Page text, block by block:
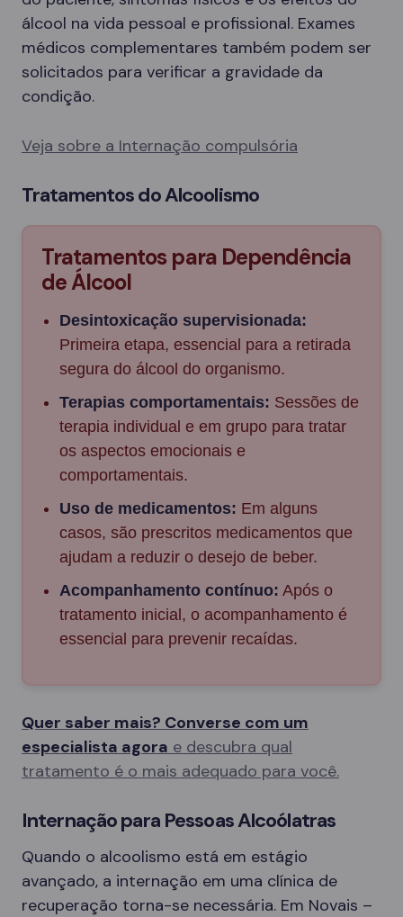
álcool na vida pessoal e profissional. Exames
médicos complementares também podem ser
solicitados para verificar a gravidade da
condição.
Veja sobre a Internação compulsória
Tratamentos do Alcoolismo
Tratamentos para Dependência
de Álcool
Desintoxicação supervisionada:
Primeira etapa, essencial para a retirada
segura do álcool do organismo.
Terapias comportamentais: Sessões de
terapia individual e em grupo para tratar
os aspectos emocionais e
comportamentais.
Uso de medicamentos: Em alguns
casos, são prescritos medicamentos que
ajudam a reduzir o desejo de beber.
Acompanhamento contínuo: Após o
tratamento inicial, o acompanhamento é
essencial para prevenir recaídas.
Quer saber mais? Converse com um
especialista agora e descubra qual
tratamento é o mais adequado para você.
Internação para Pessoas Alcoólatras
Quando o alcoolismo está em estágio
avançado, a internação em uma clínica de
recuperação torna-se necessária. Em Novais –